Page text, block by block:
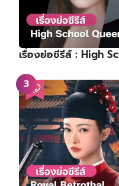
เรื่องย่อซีรีส์ : High